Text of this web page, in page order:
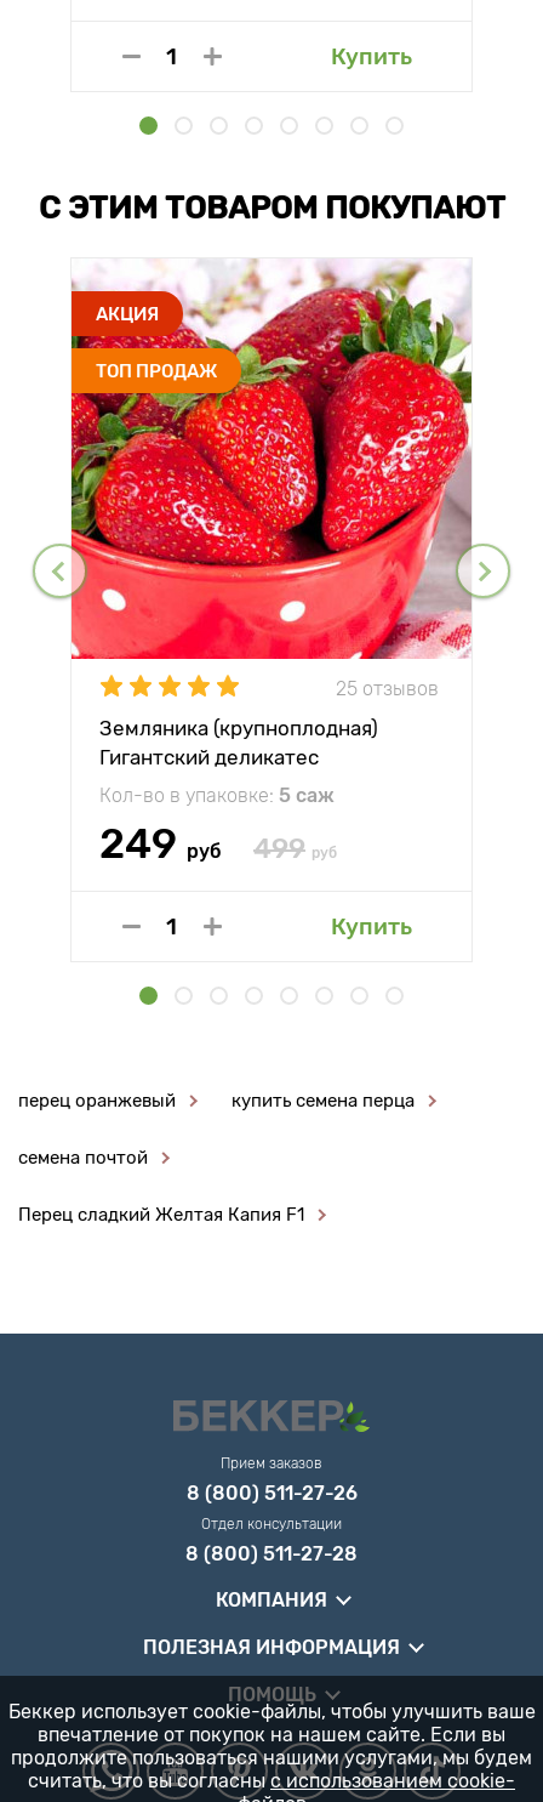
Купить
С ЭТИМ ТОВАРОМ ПОКУПАЮТ
АКЦИЯ
ТОП ПРОДАЖ
25 отзывов
Земляника (крупноплодная)
Гигантский деликатес
Кол-во в упаковке: 5 саж
249 руб 499 руб
Купить
перец оранжевый купить семена перца
семена почтой
Перец сладкий Желтая Капия F1
Прием заказов
8 (800) 511-27-26
Отдел консультации
8 (800) 511-27-28
КОМПАНИЯ
ПОЛЕЗНАЯ ИНФОРМАЦИЯ
ПОМОЩЬ
Беккер использует cookie-файлы, чтобы улучшить ваше
впечатление от покупок на нашем сайте. Если вы
продолжите пользоваться нашими услугами, мы будем
считать, что вы согласны с использованием cookie-